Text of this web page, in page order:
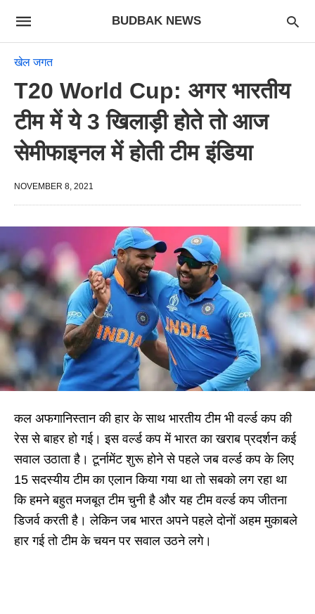
BUDBAK NEWS
खेल जगत
T20 World Cup: अगर भारतीय
टीम में ये 3 खिलाड़ी होते तो आज
सेमीफाइनल में होती टीम इंडिया
NOVEMBER 8, 2021
कल अफगानिस्तान की हार के साथ भारतीय टीम भी वर्ल्ड कप की
रेस से बाहर हो गई। इस वर्ल्ड कप में भारत का खराब प्रदर्शन कई
सवाल उठाता है। टूर्नामेंट शुरू होने से पहले जब वर्ल्ड कप के लिए
15 सदस्यीय टीम का एलान किया गया था तो सबको लग रहा था
कि हमने बहुत मजबूत टीम चुनी है और यह टीम वर्ल्ड कप जीतना
डिजर्व करती है। लेकिन जब भारत अपने पहले दोनों अहम मुकाबले
हार गई तो टीम के चयन पर सवाल उठने लगे।